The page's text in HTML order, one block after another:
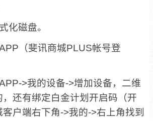
化磁盘。
（斐讯商城PLUS帐号登
>我的设备->增加设备，二维
还有绑定白金计划开启码（开
户端右下角->我的->右上角找到